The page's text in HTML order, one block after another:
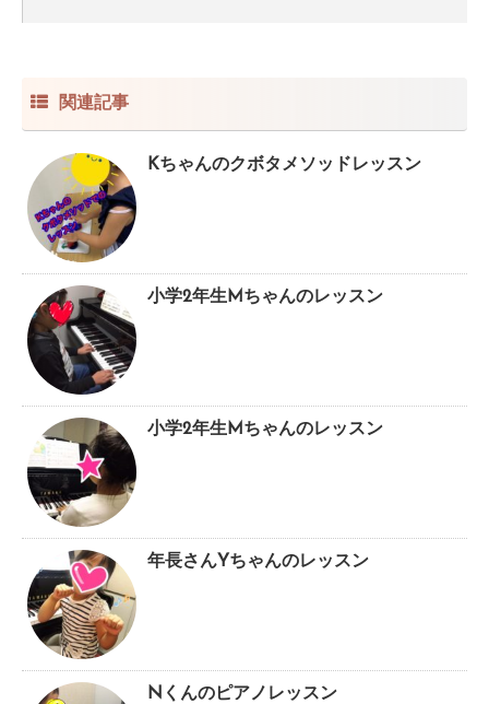
関連記事
Kちゃんのクボタメソッドレッスン
小学2年生Mちゃんのレッスン
小学2年生Mちゃんのレッスン
年長さんYちゃんのレッスン
Nくんのピアノレッスン